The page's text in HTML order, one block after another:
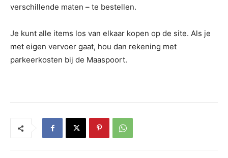
verschillende maten – te bestellen.
Je kunt alle items los van elkaar kopen op de site. Als je
met eigen vervoer gaat, hou dan rekening met
parkeerkosten bij de Maaspoort.